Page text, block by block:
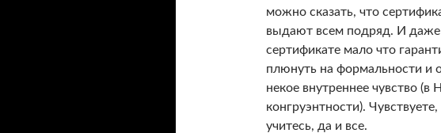
можно сказать, что
выдают всем подряд. И даже
сертификате мало что
плюнуть на формальности и
некое внутреннее чувство
конгруэнтности).
учитесь, да и все.